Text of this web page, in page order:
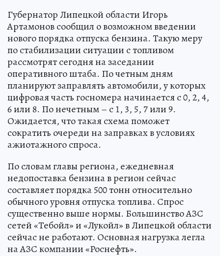
Губернатор Липецкой области Игорь
Артамонов сообщил о возможном введении
нового порядка отпуска бензина. Такую меру
по стабилизации ситуации с топливом
рассмотрят сегодня на заседании
оперативного штаба. По четным дням
планируют заправлять автомобили, у которых
цифровая часть госномера начинается с 0, 2, 4,
6 или 8. По нечетным – с 1, 3, 5, 7 или 9.
Ожидается, что такая схема поможет
сократить очереди на заправках в условиях
ажиотажного спроса.
По словам главы региона, ежедневная
недопоставка бензина в регион сейчас
составляет порядка 500 тонн относительно
обычного уровня отпуска топлива. Спрос
существенно выше нормы. Большинство АЗС
сетей «Тебойл» и «Лукойл» в Липецкой области
сейчас не работают. Основная нагрузка легла
на АЗС компании «Роснефть».